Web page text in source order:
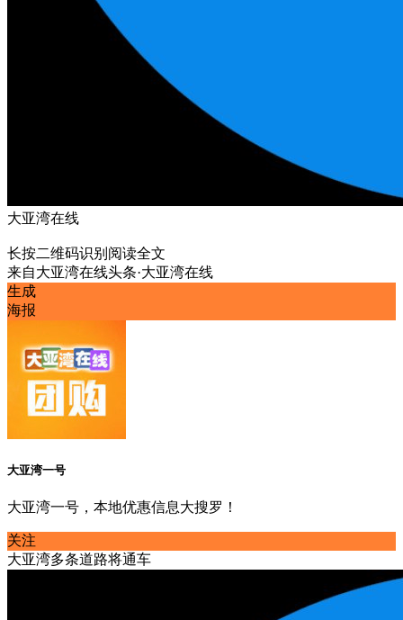
大亚湾在线
长按二维码识别阅读全文
来自大亚湾在线头条·大亚湾在线
生成
海报
大亚湾一号
大亚湾一号，本地优惠信息大搜罗！
关注
大亚湾多条道路将通车